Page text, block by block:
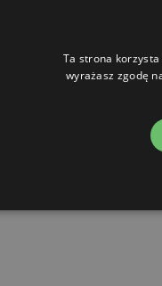
mg/kg, E1 Żelazo-Fe
Ca(JO3)2 (jako I) 2,00 mg/
Forma: rozdrobniona
Ta strona
wyrażasz zgodę